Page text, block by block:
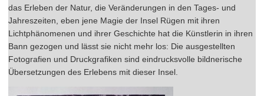
das Erleben der Natur, die Veränderungen in den Tages- und
Jahreszeiten, eben jene Magie der Insel Rügen mit ihren
Lichtphänomenen und ihrer Geschichte hat die Künstlerin in ihren
Bann gezogen und lässt sie nicht mehr los: Die ausgestellten
Fotografien und Druckgrafiken sind eindrucksvolle bildnerische
Übersetzungen des Erlebens mit dieser Insel.